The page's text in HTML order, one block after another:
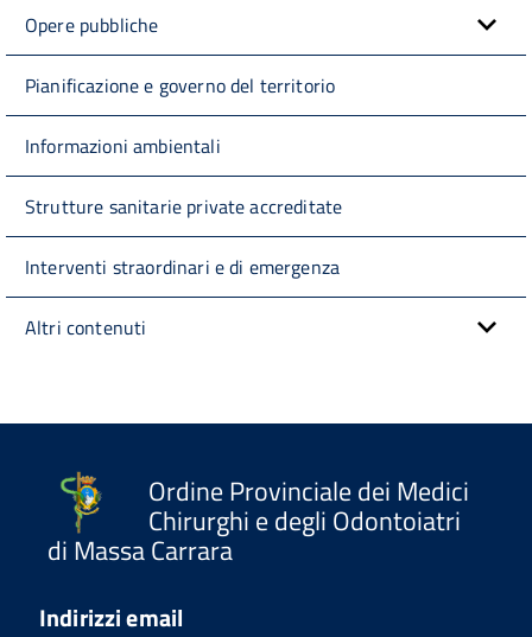
Opere pubbliche
Pianificazione e governo del territorio
Informazioni ambientali
Strutture sanitarie private accreditate
Interventi straordinari e di emergenza
Altri contenuti
Ordine Provinciale dei Medici
Chirurghi e degli Odontoiatri
di Massa Carrara
Indirizzi email